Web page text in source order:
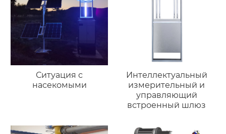
Ситуация с
насекомыми
Интеллектуальный
измерительный и
управляющий
встроенный шлюз